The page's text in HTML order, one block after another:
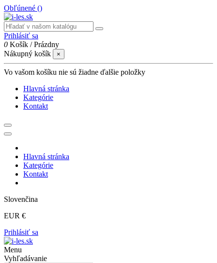
Obľúnené ()
Prihlásiť sa
0 Košík /Prázdny
Nákupný košík
×
Vo vašom košíku nie sú žiadne ďalšie položky
Hlavná stránka
Kategórie
Kontakt
Hlavná stránka
Kategórie
Kontakt
Slovenčina
EUR €
Prihlásiť sa
Menu
Vyhľadávanie